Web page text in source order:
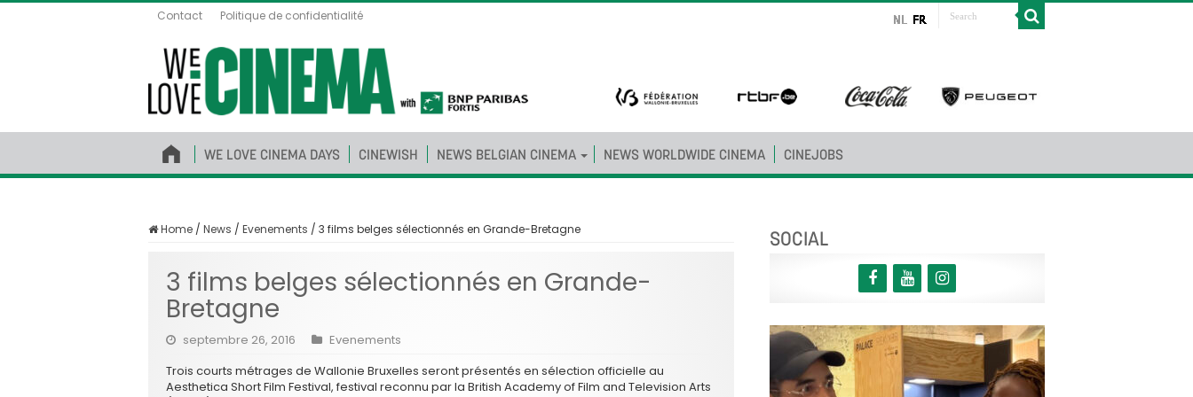
Contact Politique de confidentialité
WE LOVE CINEMA DAYS CINEWISH NEWS BELGIAN CINEMA NEWS WORLDWIDE CINEMA CINEJOBS
Home / News / Evenements / 3 films belges sélectionnés en Grande-Bretagne
3 films belges sélectionnés en Grande-
Bretagne
septembre 26, 2016
Evenements
Trois courts métrages de Wallonie Bruxelles seront présentés en sélection officielle au
Aesthetica Short Film Festival, festival reconnu par la British Academy of Film and Television Arts
SOCIAL